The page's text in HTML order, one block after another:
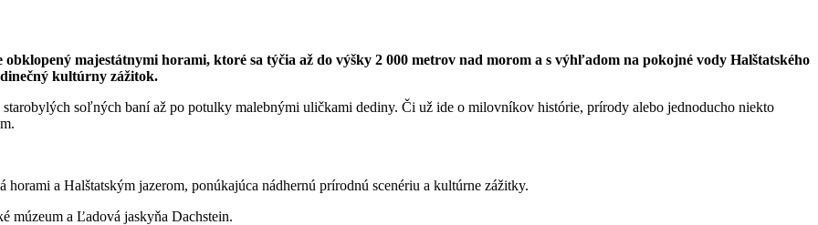
majestátnymi horami, ktoré sa týčia až do výšky 2 000 metrov nad morom a s výhľadom na pokojné vody Halštatského
kultúrny zážitok.
soľných baní až po potulky malebnými uličkami dediny. Či už ide o milovníkov histórie, prírody alebo jednoducho niekto
a Halštatským jazerom, ponúkajúca nádhernú prírodnú scenériu a kultúrne zážitky.
múzeum a Ľadová jaskyňa Dachstein.